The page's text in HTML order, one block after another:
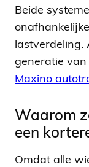
Beide
lastverdeling.
generatie van
Maxino
Waarom
een
Omdat alle